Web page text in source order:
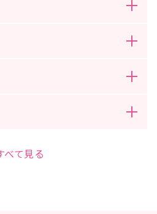
べて見る